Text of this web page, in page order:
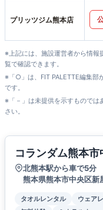
プリッツジム熊本店
※上記には、施設運営者から情報
覧で確認できます。
※「○」は、FIT PALETTE編集部
です。
※「－」は未提供を示すものでは
さい。
コランダム熊本市
北熊本駅から車で5分
熊本県熊本市中央区
タオルレンタル ウェア